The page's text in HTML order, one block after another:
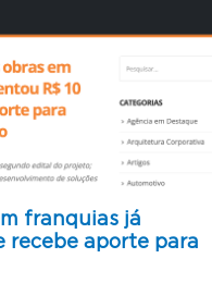
franquias já
recebe aporte para